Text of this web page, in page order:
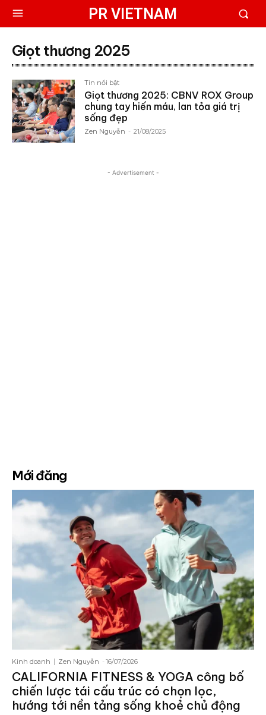
PR VIETNAM
Giọt thương 2025
Tin nổi bật
Giọt thương 2025: CBNV ROX Group
chung tay hiến máu, lan tỏa giá trị
sống đẹp
Zen Nguyễn - 21/08/2025
- Advertisement -
Mới đăng
Kinh doanh Zen Nguyễn - 16/07/2026
CALIFORNIA FITNESS & YOGA công bố
chiến lược tái cấu trúc có chọn lọc,
hướng tới nền tảng sống khoẻ chủ động